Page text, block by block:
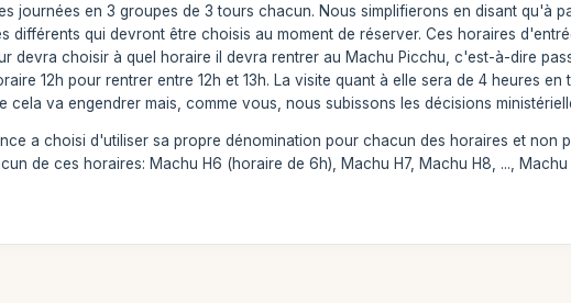
journées en 3 groupes de 3 tours chacun. Nous simplifierons en disant qu'à
différents qui devront être choisis au moment de réserver. Ces horaires
devra choisir à quel horaire il devra rentrer au Machu Picchu, c'est-à-dire
12h pour rentrer entre 12h et 13h. La visite quant à elle sera de 4 heures en
va engendrer mais, comme vous, nous subissons les décisions
a choisi d'utiliser sa propre dénomination pour chacun des horaires et non
de ces horaires: Machu H6 (horaire de 6h), Machu H7, Machu H8, ..., Machu